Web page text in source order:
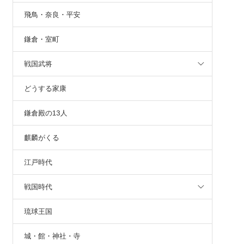
飛鳥・奈良・平安
鎌倉・室町
戦国武将
どうする家康
鎌倉殿の13人
麒麟がくる
江戸時代
戦国時代
琉球王国
城・館・神社・寺